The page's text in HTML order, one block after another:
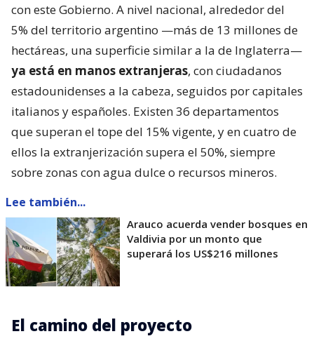
con este Gobierno. A nivel nacional, alrededor del
5% del territorio argentino —más de 13 millones de
hectáreas, una superficie similar a la de Inglaterra—
ya está en manos extranjeras, con ciudadanos
estadounidenses a la cabeza, seguidos por capitales
italianos y españoles. Existen 36 departamentos
que superan el tope del 15% vigente, y en cuatro de
ellos la extranjerización supera el 50%, siempre
sobre zonas con agua dulce o recursos mineros.
Lee también...
Arauco acuerda vender bosques en
Valdivia por un monto que
superará los US$216 millones
El camino del proyecto